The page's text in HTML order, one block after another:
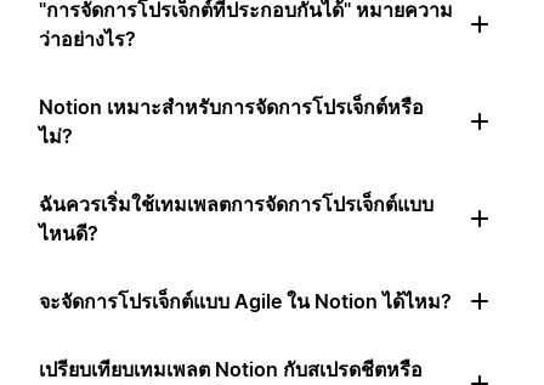
"การจัดการโปรเจ็กต์ที่ประกอบกันได้" หมายความ
ว่าอย่างไร?
Notion เหมาะสำหรับการจัดการโปรเจ็กต์หรือ
ไม่?
ฉันควรเริ่มใช้เทมเพลตการจัดการโปรเจ็กต์แบบ
ไหนดี?
จะจัดการโปรเจ็กต์แบบ Agile ใน Notion ได้ไหม?
เปรียบเทียบเทมเพลต Notion กับสเปรดชีตหรือ